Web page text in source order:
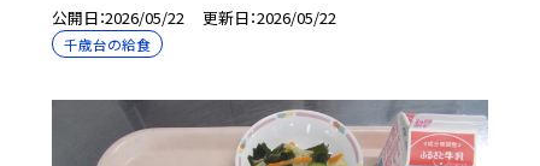
公開日 2026/05/22 更新日 2026/05/22
千歳台の給食